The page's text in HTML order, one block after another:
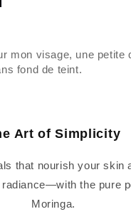
mon visage, une petite
fond de teint.
Art of Simplicity
that nourish your skin
the pure
Moringa.